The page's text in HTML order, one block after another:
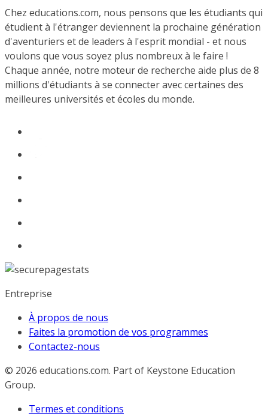
Chez educations.com, nous pensons que les étudiants qui
étudient à l'étranger deviennent la prochaine génération
d'aventuriers et de leaders à l'esprit mondial - et nous
voulons que vous soyez plus nombreux à le faire !
Chaque année, notre moteur de recherche aide plus de 8
millions d'étudiants à se connecter avec certaines des
meilleures universités et écoles du monde.
Entreprise
À propos de nous
Faites la promotion de vos programmes
Contactez-nous
© 2026 educations.com. Part of Keystone Education
Group.
Termes et conditions